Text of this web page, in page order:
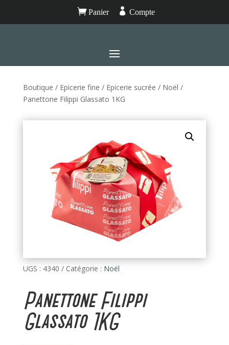
Panier  Compte
Boutique / Epicerie fine / Epicerie sucrée / Noël /
Panettone Filippi Glassato 1KG
UGS : 4340 Catégorie : Noël
Panettone Filippi
Glassato 1KG